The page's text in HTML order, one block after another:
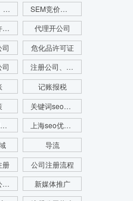
SEO优化、SEO网站排名、网站排名
SEM竞价、SEM竞价排名、网站排名
医疗器械许可证代办
代理开公司
危化品许可证
注册公司、代理记账、注册财税公司、财务服务
记账报税
关键词seo优化
seo关键词优化费用
上海seo优化公司
导流
册
公司注册流程
上海注册公司流程
新媒体推广